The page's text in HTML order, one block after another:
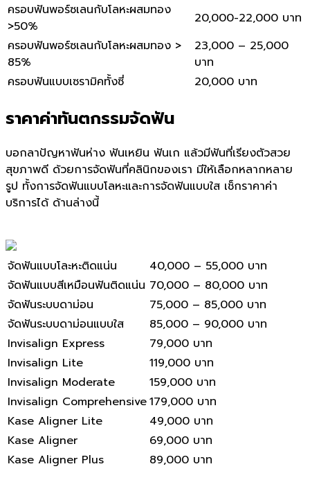
ครอบฟันพอร์ซเลนกับโลหะผสมทอง
>50%
20,000-22,000 บาท
ครอบฟันพอร์ซเลนกับโลหะผสมทอง >
85%
23,000 – 25,000
บาท
ครอบฟันแบบเซรามิคทั้งซี่
20,000 บาท
ราคาค่าทันตกรรมจัดฟัน
บอกลาปัญหาฟันห่าง ฟันเหยิน ฟันเก แล้วมีฟันที่เรียงตัวสวย
สุขภาพดี ด้วยการจัดฟันที่คลินิกของเรา มีให้เลือกหลากหลาย
รูป ทั้งการจัดฟันแบบโลหะและการจัดฟันแบบใส เช็กราคาค่า
บริการได้ ด้านล่างนี้
จัดฟันแบบโละหะติดแน่น
40,000 – 55,000 บาท
จัดฟันแบบสีเหมือนฟันติดแน่น 70,000 – 80,000 บาท
จัดฟันระบบดาม่อน
75,000 – 85,000 บาท
จัดฟันระบบดาม่อนแบบใส
85,000 – 90,000 บาท
Invisalign Express
79,000 บาท
Invisalign Lite
119,000 บาท
Invisalign Moderate
159,000 บาท
Invisalign Comprehensive179,000 บาท
Kase Aligner Lite
49,000 บาท
Kase Aligner
69,000 บาท
Kase Aligner Plus
89,000 บาท